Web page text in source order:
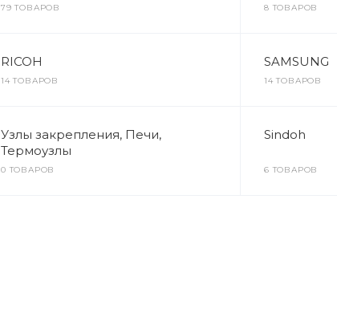
79 ТОВАРОВ 8 ТОВАРОВ
RICOH
14 ТОВАРОВ
SAMSUNG
14 ТОВАРОВ
Узлы закрепления, Печи,
Термоузлы
0 ТОВАРОВ
Sindoh
6 ТОВАРОВ